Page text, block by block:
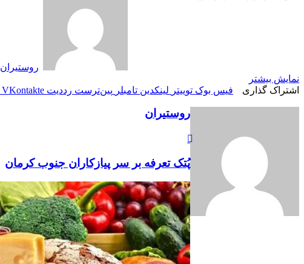
روستیران
نمایش بیشتر
اشتراک گذاری
فیس بوک توییتر لینکدین ‫تامبلر ‫پین‌ترست ‫رددیت ‫VKontakte
روستیران
پُتک تعرفه بر سر پیازکاران جنوب کرمان